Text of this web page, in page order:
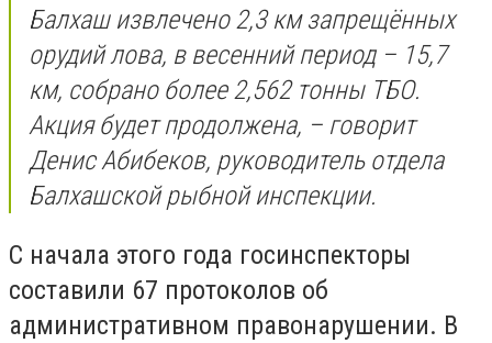
Балхаш извлечено 2,3 км запрещённых
орудий лова, в весенний период – 15,7
км, собрано более 2,562 тонны ТБО.
Акция будет продолжена, – говорит
Денис Абибеков, руководитель отдела
Балхашской рыбной инспекции.
С начала этого года госинспекторы
составили 67 протоколов об
административном правонарушении. В